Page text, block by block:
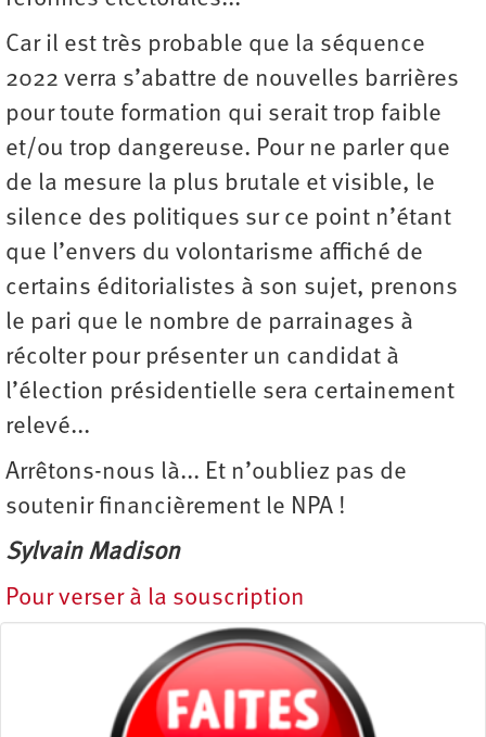
Car il est très probable que la séquence
2022 verra s’abattre de nouvelles barrières
pour toute formation qui serait trop faible
et/ou trop dangereuse. Pour ne parler que
de la mesure la plus brutale et visible, le
silence des politiques sur ce point n’étant
que l’envers du volontarisme affiché de
certains éditorialistes à son sujet, prenons
le pari que le nombre de parrainages à
récolter pour présenter un candidat à
l’élection présidentielle sera certainement
relevé...
Arrêtons-nous là... Et n’oubliez pas de
soutenir financièrement le NPA !
Sylvain Madison
Pour verser à la souscription